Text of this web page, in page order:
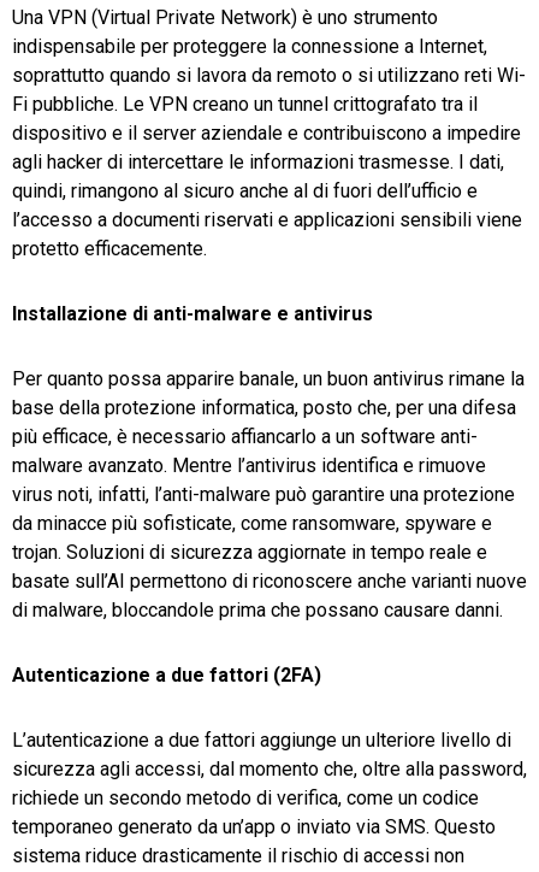
Una VPN (Virtual Private Network) è uno strumento
indispensabile per proteggere la connessione a Internet,
soprattutto quando si lavora da remoto o si utilizzano reti Wi-
Fi pubbliche. Le VPN creano un tunnel crittografato tra il
dispositivo e il server aziendale e contribuiscono a impedire
agli hacker di intercettare le informazioni trasmesse. I dati,
quindi, rimangono al sicuro anche al di fuori dell’ufficio e
l’accesso a documenti riservati e applicazioni sensibili viene
protetto efficacemente.
Installazione di anti-malware e antivirus
Per quanto possa apparire banale, un buon antivirus rimane la
base della protezione informatica, posto che, per una difesa
più efficace, è necessario affiancarlo a un software anti-
malware avanzato. Mentre l’antivirus identifica e rimuove
virus noti, infatti, l’anti-malware può garantire una protezione
da minacce più sofisticate, come ransomware, spyware e
trojan. Soluzioni di sicurezza aggiornate in tempo reale e
basate sull’AI permettono di riconoscere anche varianti nuove
di malware, bloccandole prima che possano causare danni.
Autenticazione a due fattori (2FA)
L’autenticazione a due fattori aggiunge un ulteriore livello di
sicurezza agli accessi, dal momento che, oltre alla password,
richiede un secondo metodo di verifica, come un codice
temporaneo generato da un’app o inviato via SMS. Questo
sistema riduce drasticamente il rischio di accessi non